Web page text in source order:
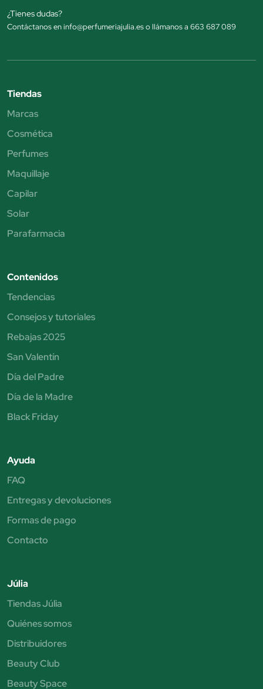
¿Tienes dudas?
Contáctanos en info@perfumeriajulia.es o llámanos a 663 687 089
Tiendas
Marcas
Cosmética
Perfumes
Maquillaje
Capilar
Solar
Parafarmacia
Contenidos
Tendencias
Consejos y tutoriales
Rebajas 2025
San Valentín
Día del Padre
Día de la Madre
Black Friday
Ayuda
FAQ
Entregas y devoluciones
Formas de pago
Contacto
Júlia
Tiendas Júlia
Quiénes somos
Distribuidores
Beauty Club
Beauty Space